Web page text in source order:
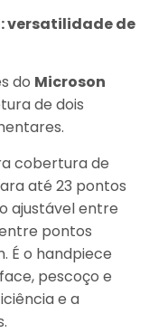
versatilidade de
do Microson
de dois
cobertura de
até 23 pontos
ajustável entre
pontos
É o handpiece
pescoço e
e a